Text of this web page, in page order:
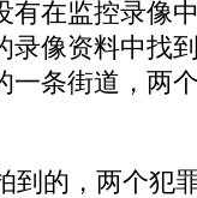
有在监控录像
录像资料中找
一条街道，两
的，两个犯